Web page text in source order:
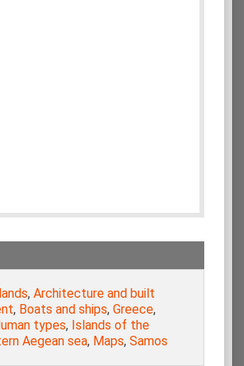
, Architecture and built
, Boats and ships, Greece,
types, Islands of the
Aegean sea, Maps, Samos